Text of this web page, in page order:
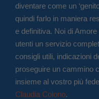
diventare come un
quindi farlo in maniera
e definitiva. Noi di
utenti un servizio
consigli utili, indicazioni
proseguire un cammino
insieme al vostro più
Claudia Colono.